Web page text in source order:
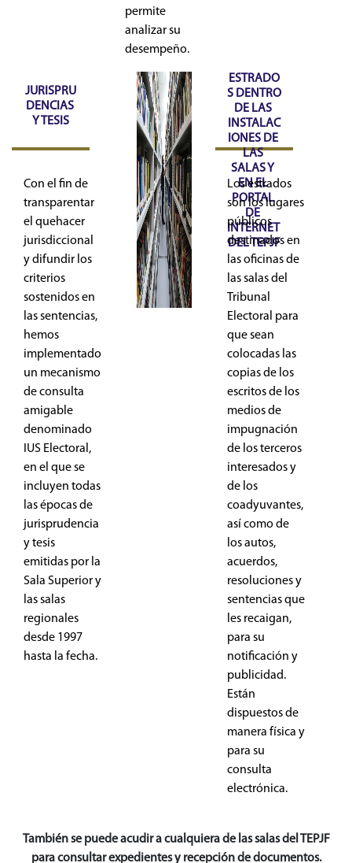
permite
analizar su
desempeño.
JURISPRU
DENCIAS
Y TESIS
Con el fin de
transparentar
el quehacer
jurisdiccional
y difundir los
criterios
sostenidos en
las sentencias,
hemos
implementado
un mecanismo
de consulta
amigable
denominado
IUS Electoral,
en el que se
incluyen todas
las épocas de
jurisprudencia
y tesis
emitidas por la
Sala Superior y
las salas
regionales
desde 1997
hasta la fecha.
ESTRADO
S DENTRO
DE LAS
INSTALAC
IONES DE
LAS
SALAS Y
EN EL
PORTAL
DE
INTERNET
DEL TEPJF
Los estrados
son los lugares
públicos
destinados en
las oficinas de
las salas del
Tribunal
Electoral para
que sean
colocadas las
copias de los
escritos de los
medios de
impugnación
de los terceros
interesados y
de los
coadyuvantes,
así como de
los autos,
acuerdos,
resoluciones y
sentencias que
les recaigan,
para su
notificación y
publicidad.
Están
dispuestos de
manera física y
para su
consulta
electrónica.
También se puede acudir a cualquiera de las salas del TEPJF
para consultar expedientes y recepción de documentos.